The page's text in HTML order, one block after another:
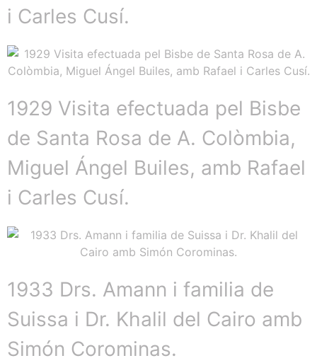
i Carles Cusí.
1929 Visita efectuada pel Bisbe
de Santa Rosa de A. Colòmbia,
Miguel Ángel Builes, amb Rafael
i Carles Cusí.
1933 Drs. Amann i familia de
Suissa i Dr. Khalil del Cairo amb
Simón Corominas.